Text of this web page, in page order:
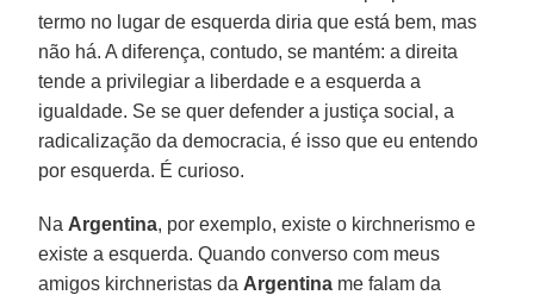
termo no lugar de esquerda diria que está bem, mas
não há. A diferença, contudo, se mantém: a direita
tende a privilegiar a liberdade e a esquerda a
igualdade. Se se quer defender a justiça social, a
radicalização da democracia, é isso que eu entendo
por esquerda. É curioso.
Na Argentina, por exemplo, existe o kirchnerismo e
existe a esquerda. Quando converso com meus
amigos kirchneristas da Argentina me falam da